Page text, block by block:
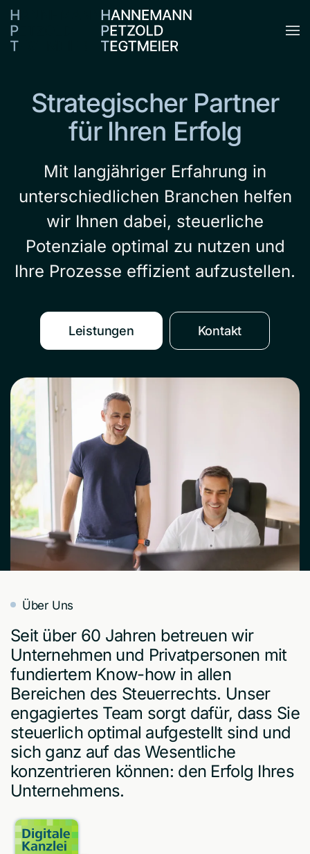
Zum Hauptinhalt springen
Strategischer Partner
für Ihren Erfolg
Mit langjähriger Erfahrung in
unterschiedlichen Branchen helfen
wir Ihnen dabei, steuerliche
Potenziale optimal zu nutzen und
Ihre Prozesse effizient aufzustellen.
Leistungen Kontakt
Über Uns
Seit über 60 Jahren betreuen wir
Unternehmen und Privatpersonen mit
fundiertem Know-how in allen
Bereichen des Steuerrechts. Unser
engagiertes Team sorgt dafür, dass Sie
steuerlich optimal aufgestellt sind und
sich ganz auf das Wesentliche
konzentrieren können: den Erfolg Ihres
Unternehmens.